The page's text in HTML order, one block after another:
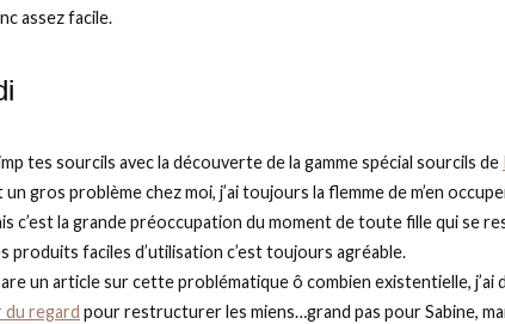
assez facile.
tes sourcils avec la découverte de la gamme spécial sourcils de
un gros problème chez moi, j’ai toujours la flemme de m’en
c’est la grande préoccupation du moment de toute fille qui se
produits faciles d’utilisation c’est toujours agréable.
un article sur cette problématique ô combien existentielle, j’ai
regard pour restructurer les miens…grand pas pour Sabine,